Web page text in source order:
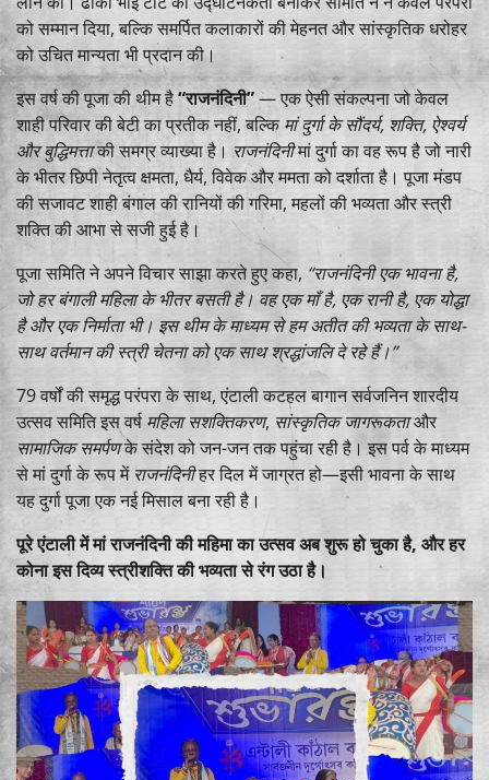
को सम्मान दिया, बल्कि समर्पित कलाकारों की मेहनत और सांस्कृतिक धरोहर
को उचित मान्यता भी प्रदान की।
इस वर्ष की पूजा की थीम है“राजनंदिनी”— एक ऐसी संकल्पना जो केवल
शाही परिवार की बेटी का प्रतीक नहीं, बल्किमां दुर्गा के सौंदर्य, शक्ति, ऐश्वर्य
और बुद्धिमत्ताकी समग्र व्याख्या है। राजनंदिनीमां दुर्गा का वह रूप है जो नारी
के भीतर छिपी नेतृत्व क्षमता, धैर्य, विवेक और ममता को दर्शाता है। पूजा मंडप
की सजावट शाही बंगाल की रानियों की गरिमा, महलों की भव्यता और स्त्री
शक्ति की आभा से सजी हुई है।
पूजा समिति ने अपने विचार साझा करते हुए कहा, “राजनंदिनी एक भावना है,
जो हर बंगाली महिला के भीतर बसती है। वह एक माँ है, एक रानी है, एक योद्धा
है और एक निर्माता भी। इस थीम के माध्यम से हम अतीत की भव्यता के साथ-
साथ वर्तमान की स्त्री चेतना को एक साथ श्रद्धांजलि दे रहे हैं।”
79 वर्षों की समृद्ध परंपरा के साथ, एंटाली कटहल बागान सर्वजनिन शारदीय
उत्सव समिति इस वर्ष महिला सशक्तिकरण, सांस्कृतिक जागरूकताऔर
सामाजिक समर्पणके संदेश को जन-जन तक पहुंचा रही है। इस पर्व के माध्यम
से मां दुर्गा के रूप में राजनंदिनीहर दिल में जाग्रत हो—इसी भावना के साथ
यह दुर्गा पूजा एक नई मिसाल बना रही है।
पूरे एंटाली में मां राजनंदिनी की महिमा का उत्सव अब शुरू हो चुका है, और हर
कोना इस दिव्य स्त्रीशक्ति की भव्यता से रंग उठा है।